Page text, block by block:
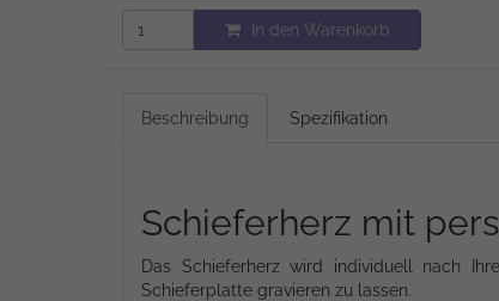
In den Warenkorb
Beschreibung Spezifikation
Schieferherz mit
Das Schieferherz wird individuell nach
Schieferplatte gravieren zu lassen.